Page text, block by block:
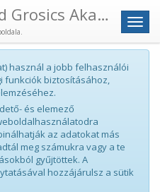
Menü
Szeged-Csanád Grosics Akadémia
használ a jobb felhasználói
funkciók biztosításához,
és elemező
az adatokat más
meg számukra vagy a te
gyűjtöttek. A
hozzájárulsz a sütik